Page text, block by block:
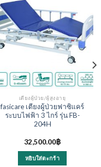
เตียงผู้ป่วย/ผู้สูงอายุ
fasicare เตียงผู้ป่วยฟาซิแคร์
ระบบไฟฟ้า 3 ไกร์ รุ่น FB-
204H
32,500.00฿
หยิบใส่ตะกร้า